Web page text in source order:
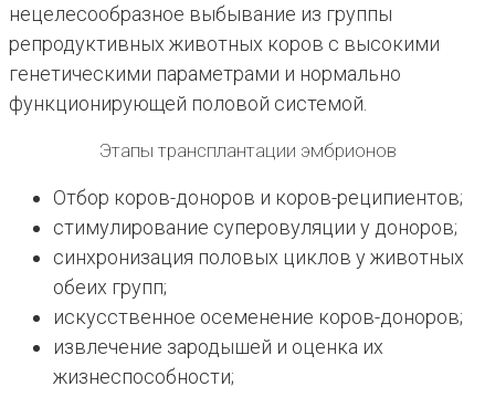
нецелесообразное выбывание из группы
репродуктивных животных коров с высокими
генетическими параметрами и нормально
функционирующей половой системой.
Этапы трансплантации эмбрионов
Отбор коров-доноров и коров-реципиентов;
стимулирование суперовуляции у доноров;
синхронизация половых циклов у животных
обеих групп;
искусственное осеменение коров-доноров;
извлечение зародышей и оценка их
жизнеспособности;